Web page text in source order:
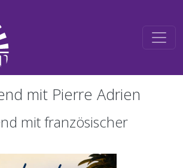
mit Pierre Adrien
mit französischer